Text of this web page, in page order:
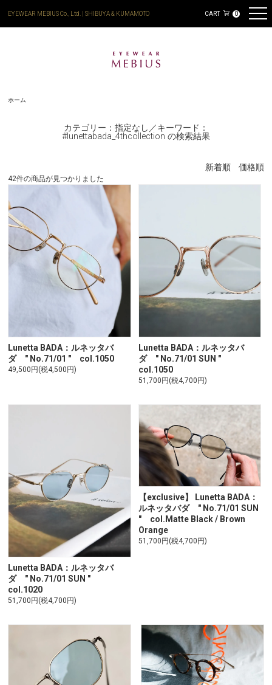
EYEWEAR MEBIUS Co., Ltd. | SHIBUYA & KUMAMOTO CART 0
ホーム
カテゴリー：指定なし／キーワード：
#lunettabada_4thcollection の検索結果
新着順 価格順
42件の商品が見つかりました
Lunetta BADA：ルネッタバ
ダ " No.71/01 " col.1050
49,500円(税4,500円)
Lunetta BADA：ルネッタバ
ダ " No.71/01 SUN "
col.1050
51,700円(税4,700円)
Lunetta BADA：ルネッタバ
ダ " No.71/01 SUN "
col.1020
51,700円(税4,700円)
【exclusive】 Lunetta BADA：
ルネッタバダ " No.71/01 SUN
" col.Matte Black / Brown
Orange
51,700円(税4,700円)